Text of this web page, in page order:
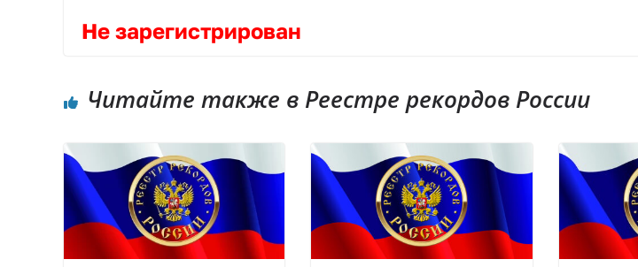
Не зарегистрирован
Читайте также в Реестре рекордов России